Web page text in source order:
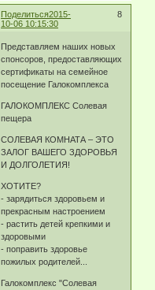
Поделиться 8
2015-
10-06 10:15:30
Представляем наших новых
спонсоров, предоставляющих
сертификаты на семейное
посещение Галокомплекса
ГАЛОКОМПЛЕКС Солевая
пещера
СОЛЕВАЯ КОМНАТА – ЭТО
ЗАЛОГ ВАШЕГО ЗДОРОВЬЯ
И ДОЛГОЛЕТИЯ!
ХОТИТЕ?
- зарядиться здоровьем и
прекрасным настроением
- растить детей крепкими и
здоровыми
- поправить здоровье
пожилых родителей...
Галокомплекс "Солевая